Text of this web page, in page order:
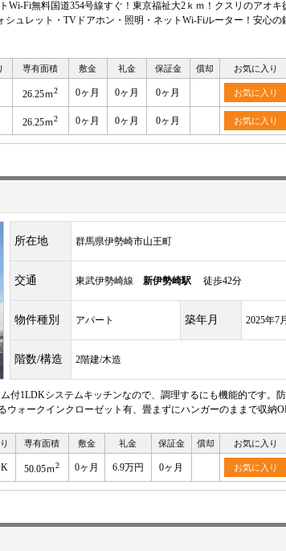
Fi無料国道354号線すぐ！東京福祉大2ｋｍ！クスリのアオキ
ュレット・TVドアホン・照明・ネットWi-Fiルーター！安心の
専有面積 敷金 礼金 保証金 償却 お気に入り
26.25ｍ2 0ヶ月 0ヶ月 0ヶ月 お気に入り
26.25ｍ2 0ヶ月 0ヶ月 0ヶ月 お気に入り
所在地 群馬県伊勢崎市山王町
交通 東武伊勢崎線 新伊勢崎駅徒歩42分
物件種別 アパート 築年月 2025年7月
階数/構造 2階建/木造
1LDKシステムキッチンなので、調理するにも機能的です。防
ウォークインクローゼット有、畳まずにハンガーのままで収納
専有面積 敷金 礼金 保証金 償却 お気に入り
50.05ｍ2 0ヶ月 6.9万円 0ヶ月 お気に入り